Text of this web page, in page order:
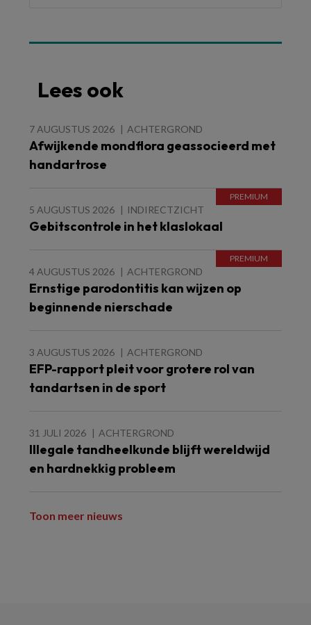
Lees ook
7 AUGUSTUS 2026 ACHTERGROND
Afwijkende mondflora geassocieerd met
handartrose
5 AUGUSTUS 2026 INDIRECTZICHT
Gebitscontrole in het klaslokaal
4 AUGUSTUS 2026 ACHTERGROND
Ernstige parodontitis kan wijzen op
beginnende nierschade
3 AUGUSTUS 2026 ACHTERGROND
EFP-rapport pleit voor grotere rol van
tandartsen in de sport
31 JULI 2026 ACHTERGROND
Illegale tandheelkunde blijft wereldwijd
en hardnekkig probleem
Toon meer nieuws